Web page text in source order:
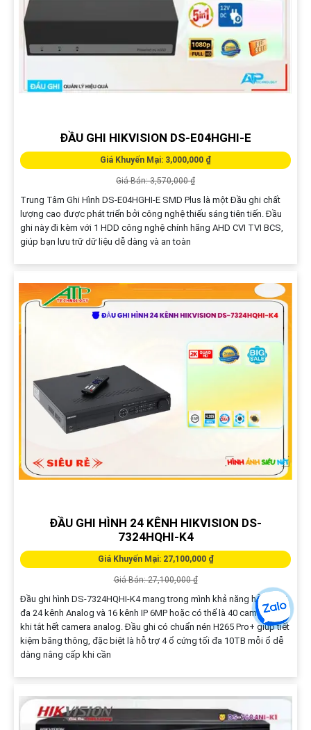
ĐẦU GHI HIKVISION DS-E04HGHI-E
Giá Khuyến Mại: 3,000,000 ₫
Giá Bán: 3,570,000 ₫
Trung Tâm Ghi Hình DS-E04HGHI-E SMD Plus là một Đầu ghi chất
lượng cao được phát triển bởi công nghệ thiếu sáng tiên tiến. Đầu
ghi này đi kèm với 1 HDD công nghệ chính hãng AHD CVI TVI BCS,
giúp bạn lưu trữ dữ liệu dễ dàng và an toàn
ĐẦU GHI HÌNH 24 KÊNH HIKVISION DS-
7324HQHI-K4
Giá Khuyến Mại: 27,100,000 ₫
Giá Bán: 27,100,000 ₫
Đầu ghi hình DS-7324HQHI-K4 mang trong mình khả năng hỗ trợ tối
đa 24 kênh Analog và 16 kênh IP 6MP hoặc có thể là 40 camera IP
khi tắt hết camera analog. Đầu ghi có chuẩn nén H265 Pro+ giúp tiết
kiệm băng thông, đặc biệt là hỗ trợ 4 ổ cứng tối đa 10TB mỗi ổ dễ
dàng nâng cấp khi cần